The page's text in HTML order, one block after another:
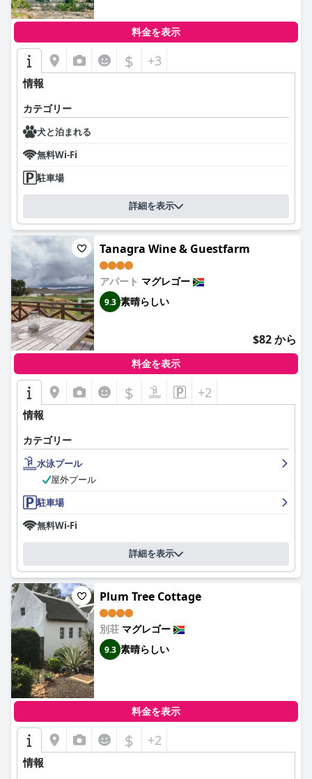
料金を表示
$ +3
情報
カテゴリー
犬と泊まれる
無料Wi-Fi
駐車場
詳細を表示
Tanagra Wine & Guestfarm
アパート マグレゴー
9.3 素晴らしい
$82 から
料金を表示
$ +2
情報
カテゴリー
水泳プール
屋外プール
駐車場
無料Wi-Fi
詳細を表示
Plum Tree Cottage
別荘 マグレゴー
9.3 素晴らしい
料金を表示
$ +2
情報